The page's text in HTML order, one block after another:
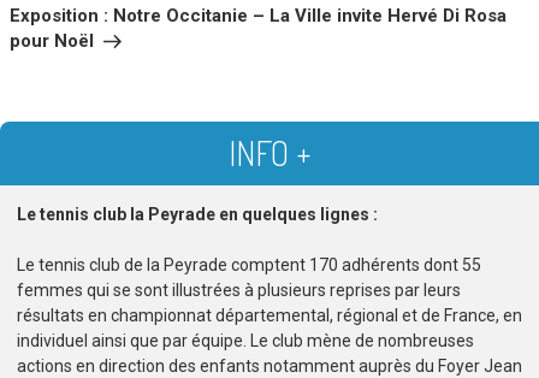
Exposition : Notre Occitanie – La Ville invite Hervé Di Rosa
pour Noël
INFO +
Le tennis club la Peyrade en quelques lignes :
Le tennis club de la Peyrade comptent 170 adhérents dont 55
femmes qui se sont illustrées à plusieurs reprises par leurs
résultats en championnat départemental, régional et de France, en
individuel ainsi que par équipe. Le club mène de nombreuses
actions en direction des enfants notamment auprès du Foyer Jean